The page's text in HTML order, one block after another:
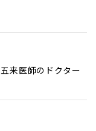
来医師のドクター